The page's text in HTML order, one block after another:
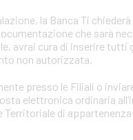
la Banca Ti
che sarà
avrai cura di inserire
non autorizzata.
presso le Filiali o
elettronica ordinaria
di